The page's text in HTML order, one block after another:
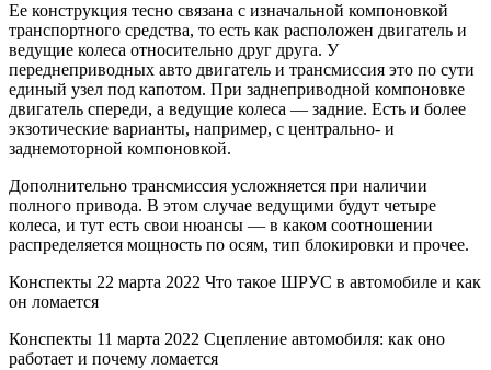
Ее конструкция тесно связана с изначальной компоновкой
транспортного средства, то есть как расположен двигатель и
ведущие колеса относительно друг друга. У
переднеприводных авто двигатель и трансмиссия это по сути
единый узел под капотом. При заднеприводной компоновке
двигатель спереди, а ведущие колеса — задние. Есть и более
экзотические варианты, например, с центрально- и
заднемоторной компоновкой.
Дополнительно трансмиссия усложняется при наличии
полного привода. В этом случае ведущими будут четыре
колеса, и тут есть свои нюансы — в каком соотношении
распределяется мощность по осям, тип блокировки и прочее.
Конспекты 22 марта 2022 Что такое ШРУС в автомобиле и как
он ломается
Конспекты 11 марта 2022 Сцепление автомобиля: как оно
работает и почему ломается